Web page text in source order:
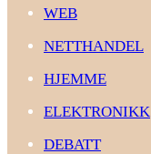
WEB
NETTHANDEL
HJEMME
ELEKTRONIKK
DEBATT